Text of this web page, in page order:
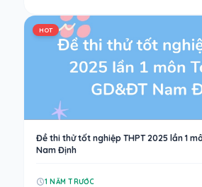
HOT
Đề thi thử tốt nghiệp THPT 2025 lần 1
Nam Định
1 NĂM TRƯỚC